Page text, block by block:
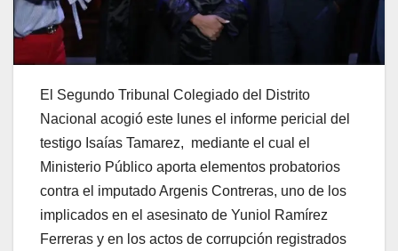
El Segundo Tribunal Colegiado del Distrito
Nacional acogió este lunes el informe pericial del
testigo Isaías Tamarez, mediante el cual el
Ministerio Público aporta elementos probatorios
contra el imputado Argenis Contreras, uno de los
implicados en el asesinato de Yuniol Ramírez
Ferreras y en los actos de corrupción registrados